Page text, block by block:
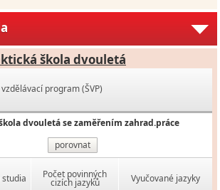
škola dvouletá
program (ŠVP)
dvouletá se zaměřením zahrad.práce
porovnat
studia Počet povinných
cizích jazyků Vyučované jazyky